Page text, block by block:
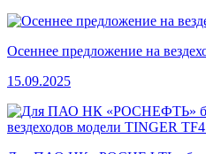
Осеннее предложение на
15.09.2025